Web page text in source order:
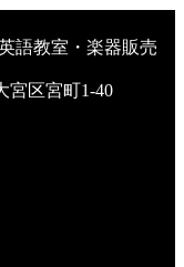
語教室・楽器販売
宮区宮町1-40